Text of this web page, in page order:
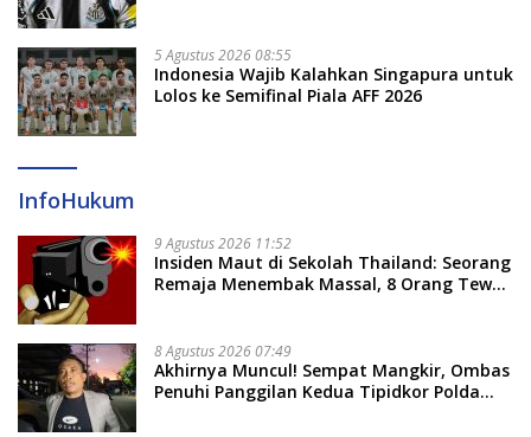
5 Agustus 2026 08:55
Indonesia Wajib Kalahkan Singapura untuk
Lolos ke Semifinal Piala AFF 2026
InfoHukum
9 Agustus 2026 11:52
Insiden Maut di Sekolah Thailand: Seorang
Remaja Menembak Massal, 8 Orang Tewas
8 Agustus 2026 07:49
Akhirnya Muncul! Sempat Mangkir, Ombas
Penuhi Panggilan Kedua Tipidkor Polda